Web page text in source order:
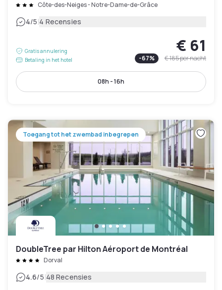
Côte-des-Neiges - Notre-Dame-de-Grâce
4/5|4 Recensies
Gratis annulering
Betaling in het hotel
€ 61
-67% € 185per nacht
08h - 16h
Toegang tot het zwembad inbegrepen
DoubleTree par Hilton Aéroport de Montréal
Dorval
4.6/5|48 Recensies